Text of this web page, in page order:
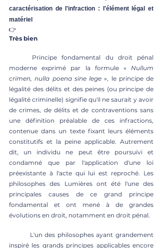
caractérisation de l'infraction : l'élément légal et
matériel
👉
Très bien
moderne exprimé par la formule « Nullum
crimen, nulla poena sine lege », le principe de
légalité des délits et des peines (ou principe de
légalité criminelle) signifie qu'il ne saurait y avoir
de crimes, de délits et de contraventions sans
une définition préalable de ces infractions,
contenue dans un texte fixant leurs éléments
constitutifs et la peine applicable. Autrement
dit, un individu ne peut être poursuivi et
condamné que par l'application d'une loi
préexistante à l'acte qui lui est reproché. Les
philosophes des Lumières ont été l'une des
principales causes de ce grand principe
fondamental et ont mené à de grandes
évolutions en droit, notamment en droit pénal.
inspiré les grands principes applicables encore